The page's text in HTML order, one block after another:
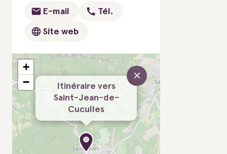
E-mail Tél.
Site web
Itinéraire vers
Saint-Jean-de-
Cuculles
×
+
−